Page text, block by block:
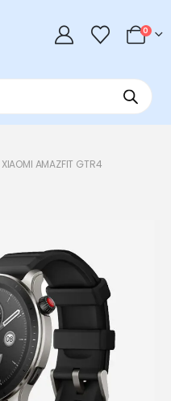
0
XIAOMI AMAZFIT GTR4